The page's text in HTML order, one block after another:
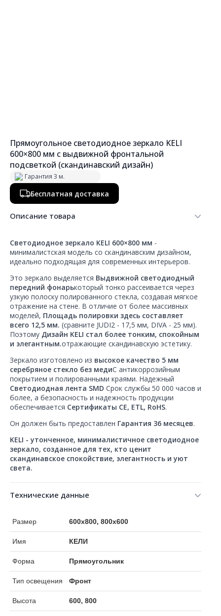
Прямоугольное светодиодное зеркало KELI
600×800 мм с выдвижной фронтальной
подсветкой (скандинавский дизайн)
Гарантия 3 м.
Бесплатная доставка
Описание товара
Светодиодное зеркало KELI 600×800 мм -
минималистская модель со скандинавским дизайном,
идеально подходящая для современных интерьеров.
Это зеркало выделяется Выдвижной светодиодный
передний фонарькоторый тонко рассеивается через
узкую полоску полированного стекла, создавая мягкое
отражение на стене. В отличие от более массивных
моделей, Площадь полировки здесь составляет
всего 12,5 мм. (сравните JUDI2 - 17,5 мм, DIVA - 25 мм).
Поэтому Дизайн KELI стал более тонким, спокойным
и элегантным.отражающие скандинавскую эстетику.
Зеркало изготовлено из высокое качество 5 мм
серебряное стекло без медиС антикоррозийным
покрытием и полированными краями. Надежный
Светодиодная лента SMD Срок службы 50 000 часов и
более, а безопасность и надежность продукции
обеспечивается Сертификаты CE, ETL, RoHS.
Он должен быть предоставлен Гарантия 36 месяцев.
KELI - утонченное, минималистичное светодиодное
зеркало, созданное для тех, кто ценит
скандинавское спокойствие, элегантность и уют
света.
Технические данные
Размер 600x800, 800x600
Имя КЕЛИ
Форма Прямоугольник
Тип освещения Фронт
Высота 600, 800